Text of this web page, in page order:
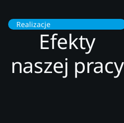
Realizacje
Efekty
naszej pracy